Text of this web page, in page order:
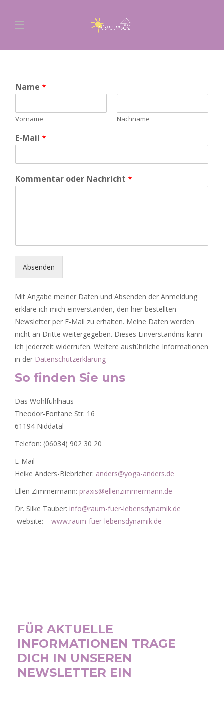
Name *
Vorname Nachname
E-Mail *
Kommentar oder Nachricht *
Absenden
Mit Angabe meiner Daten und Absenden der Anmeldung
erkläre ich mich einverstanden, den hier bestellten
Newsletter per E-Mail zu erhalten. Meine Daten werden
nicht an Dritte weitergegeben. Dieses Einverständnis kann
ich jederzeit widerrufen. Weitere ausführliche Informationen
in der Datenschutzerklärung
So finden Sie uns
Das Wohlfühlhaus
Theodor-Fontane Str. 16
61194 Niddatal
Telefon: (06034) 902 30 20
E-Mail
Heike Anders-Biebricher: anders@yoga-anders.de
Ellen Zimmermann: praxis@ellenzimmermann.de
Dr. Silke Tauber: info@raum-fuer-lebensdynamik.de
website: www.raum-fuer-lebensdynamik.de
FÜR AKTUELLE
INFORMATIONEN TRAGE
DICH IN UNSEREN
NEWSLETTER EIN